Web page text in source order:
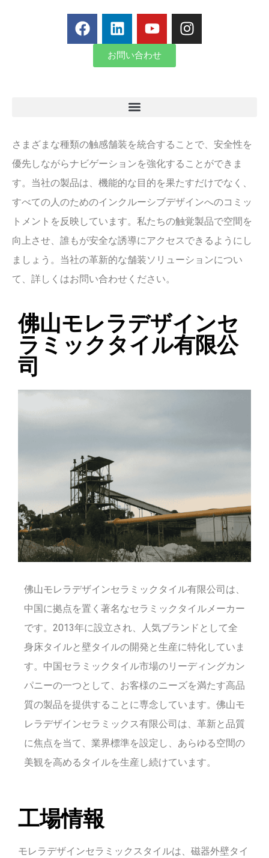
お問い合わせ
さまざまな種類の触感舗装を統合することで、安全性を
優先しながらナビゲーションを強化することができま
す。当社の製品は、機能的な目的を果たすだけでなく、
すべての人のためのインクルーシブデザインへのコミッ
トメントを反映しています。私たちの触覚製品で空間を
向上させ、誰もが安全な誘導にアクセスできるようにし
ましょう。当社の革新的な舗装ソリューションについ
て、詳しくはお問い合わせください。
佛山モレラデザインセ
ラミックタイル有限公
司
佛山モレラデザインセラミックタイル有限公司は、
中国に拠点を置く著名なセラミックタイルメーカー
です。2013年に設立され、人気ブランドとして全
身床タイルと壁タイルの開発と生産に特化していま
す。中国セラミックタイル市場のリーディングカン
パニーの一つとして、お客様のニーズを満たす高品
質の製品を提供することに専念しています。佛山モ
レラデザインセラミックス有限公司は、革新と品質
に焦点を当て、業界標準を設定し、あらゆる空間の
美観を高めるタイルを生産し続けています。
工場情報
モレラデザインセラミックスタイルは、磁器外壁タイ